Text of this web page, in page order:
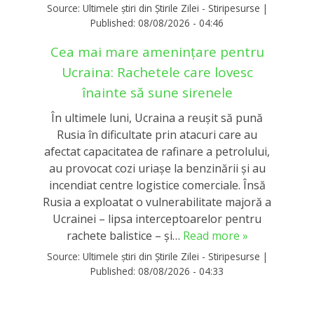
Source: Ultimele știri din Știrile Zilei - Stiripesurse |
Published: 08/08/2026 - 04:46
Cea mai mare amenințare pentru
Ucraina: Rachetele care lovesc
înainte să sune sirenele
În ultimele luni, Ucraina a reușit să pună
Rusia în dificultate prin atacuri care au
afectat capacitatea de rafinare a petrolului,
au provocat cozi uriașe la benzinării și au
incendiat centre logistice comerciale. Însă
Rusia a exploatat o vulnerabilitate majoră a
Ucrainei – lipsa interceptoarelor pentru
rachete balistice – și… Read more »
Source: Ultimele știri din Știrile Zilei - Stiripesurse |
Published: 08/08/2026 - 04:33